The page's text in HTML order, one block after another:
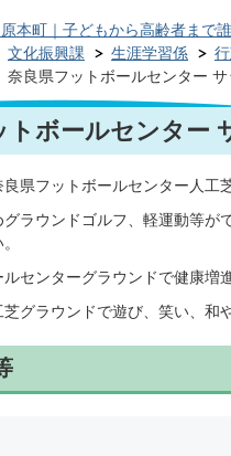
原本町｜子どもから高齢者まで
文化振興課
生涯学習係
奈良県フットボールセンター
トボールセンター
県フットボールセンター人工
ラウンドゴルフ、軽運動等が
センターグラウンドで健康増
グラウンドで遊び、笑い、和